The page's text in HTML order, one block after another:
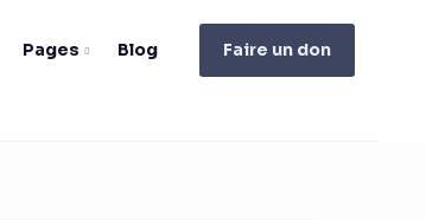
Pages Blog Faire un don